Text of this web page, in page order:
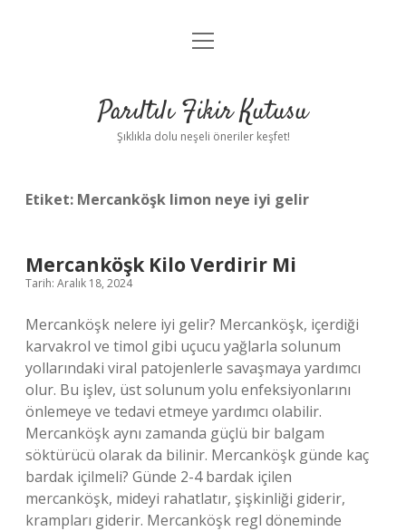
Anasayfa
Yasal Uyarı
menüyü
Parıltılı Fikir Kutusu
Şıklıkla dolu neşeli öneriler keşfet!
Etiket: Mercanköşk limon neye iyi gelir
Mercanköşk Kilo Verdirir Mi
Tarih: Aralık 18, 2024
Mercanköşk nelere iyi gelir? Mercanköşk, içerdiği
karvakrol ve timol gibi uçucu yağlarla solunum
yollarındaki viral patojenlerle savaşmaya yardımcı
olur. Bu işlev, üst solunum yolu enfeksiyonlarını
önlemeye ve tedavi etmeye yardımcı olabilir.
Mercanköşk aynı zamanda güçlü bir balgam
söktürücü olarak da bilinir. Mercanköşk günde kaç
bardak içilmeli? Günde 2-4 bardak içilen
mercanköşk, mideyi rahatlatır, şişkinliği giderir,
krampları giderir. Mercanköşk regl döneminde